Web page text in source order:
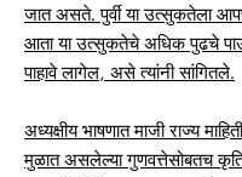
जात असते. पुर्वी या उत्सुकतेला
आता या उत्सुकतेचे अधिक पुढचे
पाहावे लागेल, असे त्यांनी सांगितले.
अध्यक्षीय भाषणात माजी राज्य
मुळात असलेल्या गुणवत्तेसोबतच